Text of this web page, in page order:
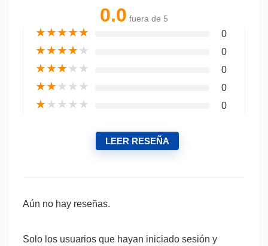
0.0 fuera de 5
★★★★★ 0
★★★★★ 0
★★★★★ 0
★★★★★ 0
★★★★★ 0
LEER RESEÑA
Aún no hay reseñas.
Solo los usuarios que hayan iniciado sesión y